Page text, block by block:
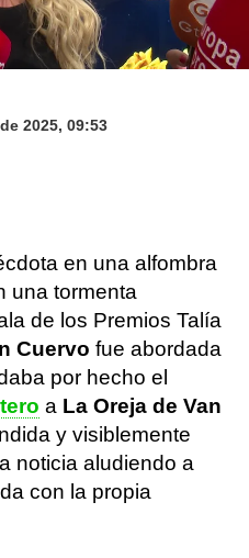
2025, 09:53
en una alfombra
una tormenta
de los Premios Talía
Cuervo fue abordada
por hecho el
a La Oreja de Van
y visiblemente
noticia aludiendo a
con la propia